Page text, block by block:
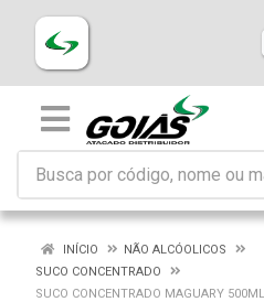
INÍCIO
NÃO ALCÓOLICOS
SUCO CONCENTRADO
SUCO CONCENTRADO MAGUARY